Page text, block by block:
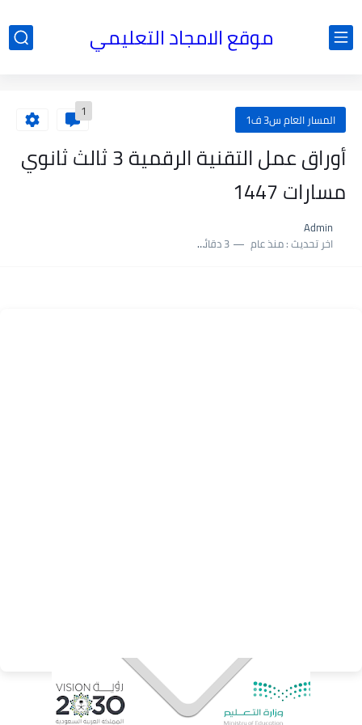
موقع الامجاد التعليمي
المسار العام س3 ف1 1
أوراق عمل التقنية الرقمية 3 ثالث ثانوي
مسارات 1447
Admin
اخر تحديث :منذ عام 3 دقائق للقراءة